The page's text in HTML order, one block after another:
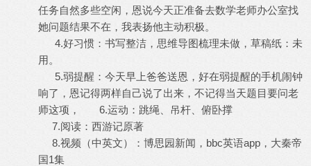
任务自然多些空闲，恩说今天正准备去数学老师办公室找
她问题结果不在，我表扬他主动积极。
4.好习惯：书写整洁，思维导图梳理未做，草稿纸：未
用。
5.弱提醒：今天早上爸爸送恩，好在弱提醒的手机闹钟
响了，恩记得两样自己说了出来，不记得当天题目要问老
师这项， 6.运动：跳绳、吊杆、俯卧撑
7.阅读：西游记原著
8.视频（中英文）：博思园新闻，bbc英语app，大秦帝
国1集